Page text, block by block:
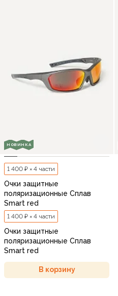
НОВИНКА
1 400 ₽ × 4 части
Очки защитные
поляризационные Сплав
Smart red
1 400 ₽ × 4 части
Очки защитные
поляризационные Сплав
Smart red
В корзину